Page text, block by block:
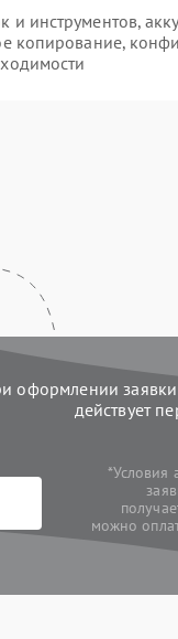
инструментов,
копирование,
оформлении заявки
действует
*Условия
можно